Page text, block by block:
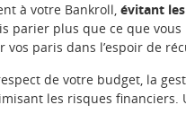
à votre Bankroll, évitant
parier plus que ce que
vos paris dans l’espoir de
de votre budget, la
les risques financiers.